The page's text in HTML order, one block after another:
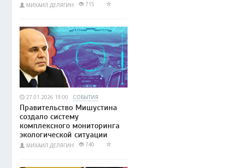
МИХАИЛ ДЕЛЯГИН 715
27.01.2026 19:00 СОБЫТИЯ
Правительство Мишустина
создало систему
комплексного мониторинга
экологической ситуации
МИХАИЛ ДЕЛЯГИН 740